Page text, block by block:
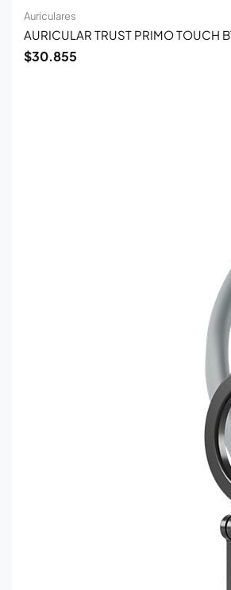
Auriculares
AURICULAR TRUST PRIMO TOUCH
$30.855